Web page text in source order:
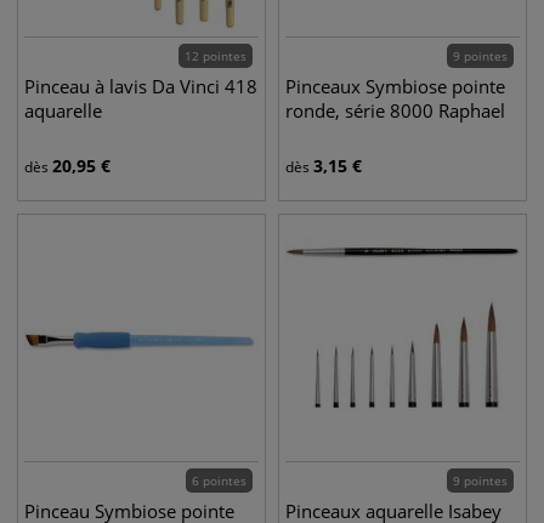
12 pointes
Pinceau à lavis Da Vinci 418
aquarelle
dès 20,95 €
9 pointes
Pinceaux Symbiose pointe
ronde, série 8000 Raphael
dès 3,15 €
6 pointes
Pinceau Symbiose pointe
9 pointes
Pinceaux aquarelle Isabey